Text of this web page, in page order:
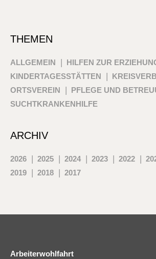
THEMEN
ALLGEMEIN
HILFEN ZUR
KINDERTAGESSTÄTTEN
ORTSVEREIN
PFLEGE UND
SUCHTKRANKENHILFE
ARCHIV
2026 2025 2024 2023 2022
2019
2018 2017
Arbeiterwohlfahrt